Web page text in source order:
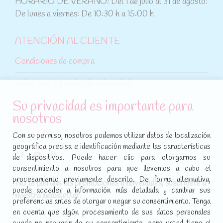
De lunes a viernes: De 10:30 h a 15:00 h
ATENCIÓN AL CLIENTE
Condiciones de compra
Política de cookies
SÍGUENOS EN REDES SOCIALES
Encuéntranos en:
Facebook
page
opens
in
new
YouTube
page
opens
in
new
Instagram
page
opens
in
new
No te pierdas las promociones y novedades, suscríbete a
nuestra newsletter:
Su privacidad es importante para
nosotros
Con su permiso, nosotros podemos utilizar datos de localización
geográfica precisa e identificación mediante las características
de dispositivos. Puede hacer clic para otorgarnos su
consentimiento a nosotros para que llevemos a cabo el
procesamiento previamente descrito. De forma alternativa,
puede acceder a información más detallada y cambiar sus
preferencias antes de otorgar o negar su consentimiento. Tenga
en cuenta que algún procesamiento de sus datos personales